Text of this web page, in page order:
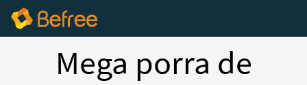
Mega porra de